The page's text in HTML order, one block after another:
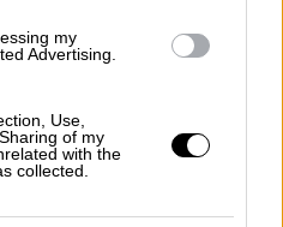
my
Advertising.
Use,
of my
with the
collected.
κάθε μέρα στο
η διευθύντρια